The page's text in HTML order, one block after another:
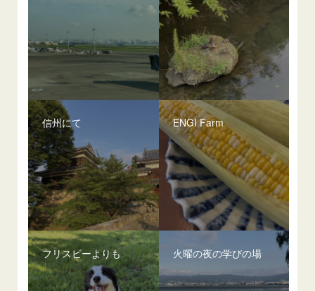
信州にて ENGI Farm
フリスビーよりも 火曜の夜の学びの場